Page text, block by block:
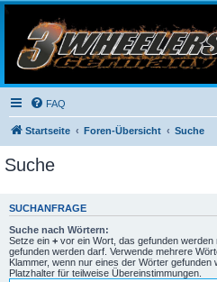
3-Wheelers Germany
Honda, Yamaha, Kawasaki Trike
FAQ
Startseite Foren-Übersicht Suche
Suche
SUCHANFRAGE
Suche nach Wörtern:
Setze ein + vor ein Wort, das gefunden werden
gefunden werden darf. Verwende mehrere
Klammer, wenn nur eines der Wörter gefunden
Platzhalter für teilweise Übereinstimmungen.